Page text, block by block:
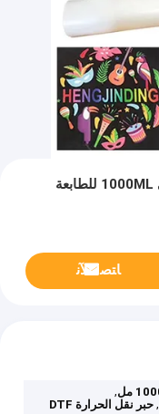
حبر طباعة قميص DTF للتحويل الحراري 1000ML للطابعة
ﺎﺘﺼﻟ ﺍﻶﻧ
,
,حبر نقل الحرارة DTF